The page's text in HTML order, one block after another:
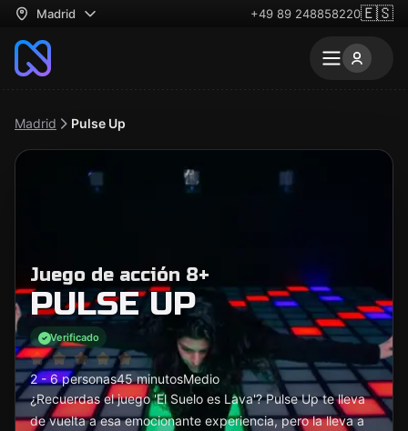
Madrid +49 89 248858220🇪🇸
Madrid Pulse Up
Juego de acción 8+
PULSE UP
Verificado
2 - 6 personas45 minutosMedio
¿Recuerdas el juego 'El Suelo es Lava'? Pulse Up te lleva
de vuelta a esa emocionante experiencia, pero la lleva a